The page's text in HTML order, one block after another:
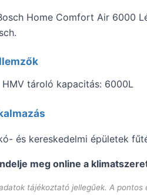
Home Comfort Air 6000
HMV tároló kapacitás: 6000L
és kereskedelmi épületek
meg online a
tájékoztató jellegűek. A